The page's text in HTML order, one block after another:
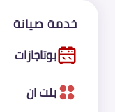
خدمة صيانة
بوتاجازات
بلت ان